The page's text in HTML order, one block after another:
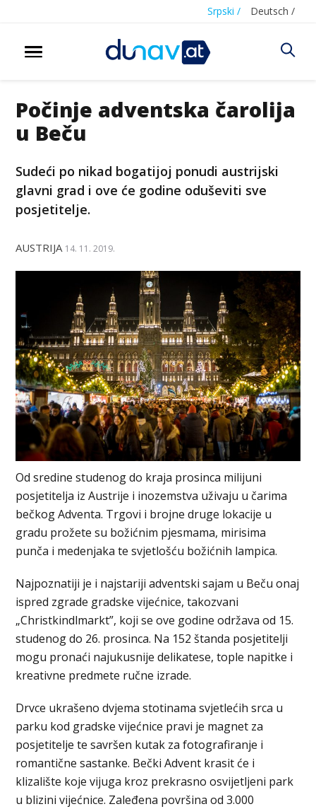
Srpski / Deutsch /
Počinje adventska čarolija
u Beču
Sudeći po nikad bogatijoj ponudi austrijski
glavni grad i ove će godine oduševiti sve
posjetitelje.
AUSTRIJA 14. 11. 2019.
Od sredine studenog do kraja prosinca milijuni
posjetitelja iz Austrije i inozemstva uživaju u čarima
bečkog Adventa. Trgovi i brojne druge lokacije u
gradu prožete su božićnim pjesmama, mirisima
punča i medenjaka te svjetlošću božićnih lampica.
Najpoznatiji je i najstariji adventski sajam u Beču onaj
ispred zgrade gradske vijećnice, takozvani
„Christkindlmarkt”, koji se ove godine održava od 15.
studenog do 26. prosinca. Na 152 štanda posjetitelji
mogu pronaći najukusnije delikatese, tople napitke i
kreativne predmete ručne izrade.
Drvce ukrašeno dvjema stotinama svjetlećih srca u
parku kod gradske vijećnice pravi je magnet za
posjetitelje te savršen kutak za fotografiranje i
romantične sastanke. Bečki Advent krasit će i
klizalište koje vijuga kroz prekrasno osvijetljeni park
u blizini vijećnice. Zaleđena površina od 3.000